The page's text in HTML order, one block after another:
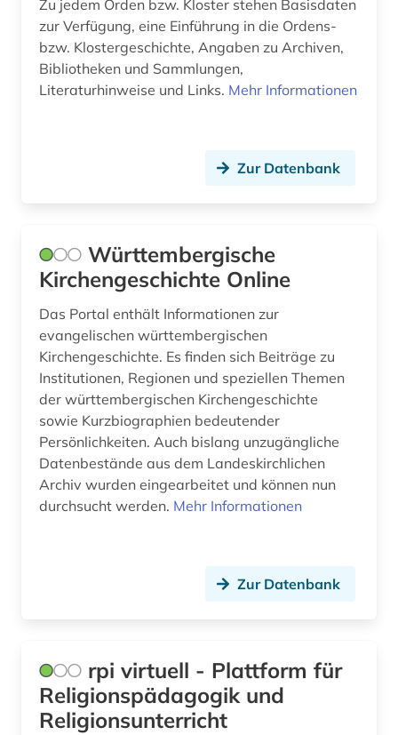
beschäftigung (1)
bestand (1)
bestandsaufbau (1)
betonbau (1)
betriebsführung (2)
betriebsrat (1)
betriebsverfassungsrecht (1)
betriebswirtschaftslehre (2)
bevölkerung (1)
bevölkerungsentwicklung (1)
bewegungswissenschaft (1)
bibel. neues testament (1)
bibelwissenschaft (1)
Zu jedem Orden bzw. Kloster stehen Basisdaten
zur Verfügung, eine Einführung in die Ordens-
bzw. Klostergeschichte, Angaben zu Archiven,
Bibliotheken und Sammlungen,
Literaturhinweise und Links. Mehr Informationen
Zur Datenbank
Württembergische
Kirchengeschichte Online
Das Portal enthält Informationen zur
evangelischen württembergischen
Kirchengeschichte. Es finden sich Beiträge zu
Institutionen, Regionen und speziellen Themen
der württembergischen Kirchengeschichte
sowie Kurzbiographien bedeutender
Persönlichkeiten. Auch bislang unzugängliche
Datenbestände aus dem Landeskirchlichen
Archiv wurden eingearbeitet und können nun
durchsucht werden. Mehr Informationen
Zur Datenbank
rpi virtuell - Plattform für
Religionspädagogik und
Religionsunterricht